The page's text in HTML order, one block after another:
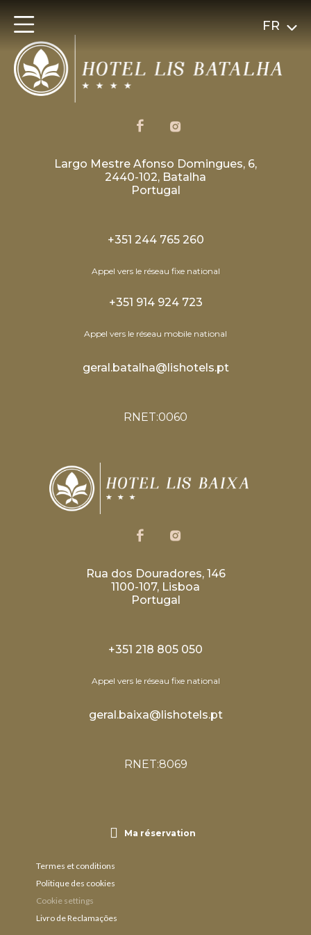
FR
Largo Mestre Afonso Domingues, 6,
2440-102, Batalha
Portugal
+351 244 765 260
Appel vers le réseau fixe national
+351 914 924 723
Appel vers le réseau mobile national
geral.batalha@lishotels.pt
RNET:0060
Rua dos Douradores, 146
1100-107, Lisboa
Portugal
+351 218 805 050
Appel vers le réseau fixe national
geral.baixa@lishotels.pt
RNET:8069
Ma réservation
Termes et conditions
Politique des cookies
Cookie settings
Livro de Reclamações